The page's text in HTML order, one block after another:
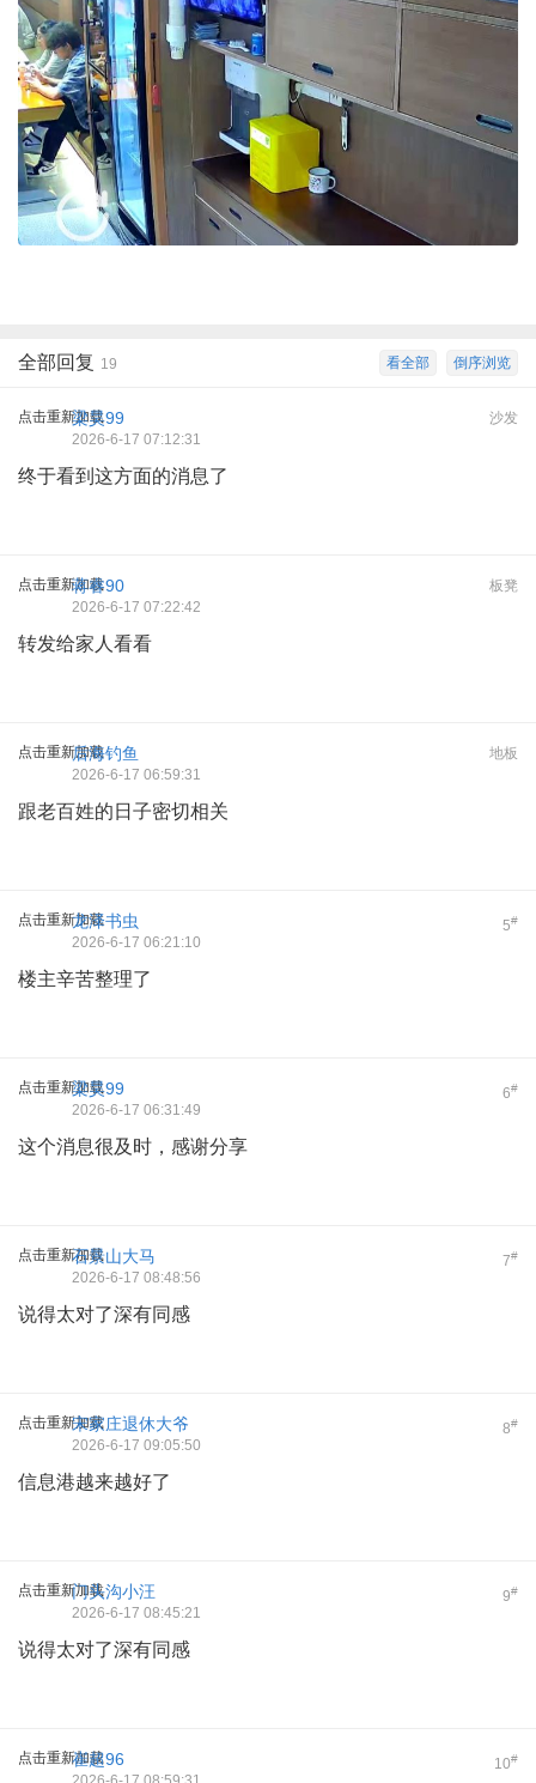
倒序浏览
看全部
全部回复 19
点击重新加载 沙发
梁昊99
2026-6-17 07:12:31
终于看到这方面的消息了
点击重新加载 板凳
蒋睿90
2026-6-17 07:22:42
转发给家人看看
点击重新加载 地板
后海钓鱼
2026-6-17 06:59:31
跟老百姓的日子密切相关
点击重新加载 5#
龙泽书虫
2026-6-17 06:21:10
楼主辛苦整理了
点击重新加载 6#
梁昊99
2026-6-17 06:31:49
这个消息很及时，感谢分享
点击重新加载 7#
石景山大马
2026-6-17 08:48:56
说得太对了深有同感
点击重新加载 8#
宋家庄退休大爷
2026-6-17 09:05:50
信息港越来越好了
点击重新加载 9#
门头沟小汪
2026-6-17 08:45:21
说得太对了深有同感
点击重新加载 10#
崔超96